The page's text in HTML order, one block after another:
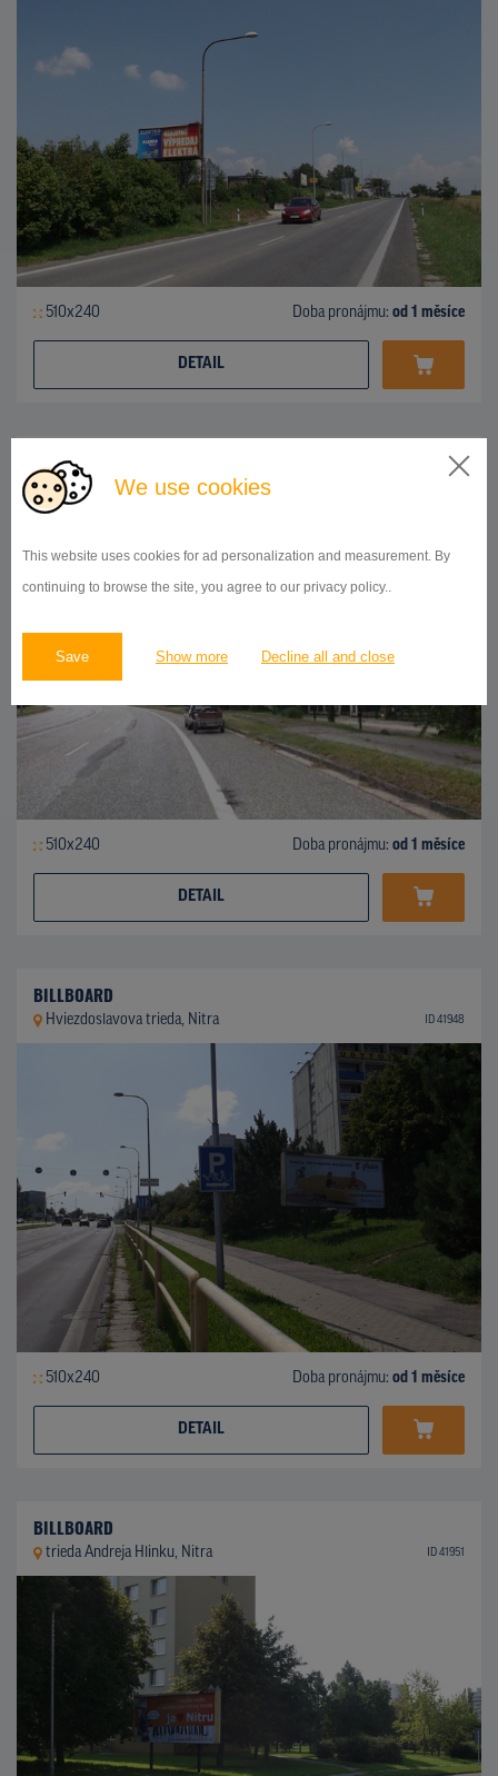
We use cookies
This website uses cookies for ad personalization and measurement. By
continuing to browse the site, you agree to our privacy policy..
Save Show more Decline all and close
510x240 Doba pronájmu: od 1 měsíce
DETAIL
BILLBOARD
Bratislavská ulica, Nitra
510x240 Doba pronájmu: od 1 měsíce
DETAIL
BILLBOARD
Hviezdoslavova trieda, Nitra ID 41948
510x240 Doba pronájmu: od 1 měsíce
DETAIL
BILLBOARD
trieda Andreja Hlinku, Nitra ID 41951